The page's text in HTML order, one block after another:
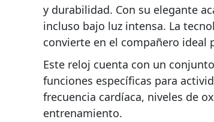
y durabilidad. Con su elegante
incluso bajo luz intensa. La
convierte en el compañero ideal
Este reloj cuenta con un
funciones específicas para
frecuencia cardíaca, niveles de
entrenamiento.